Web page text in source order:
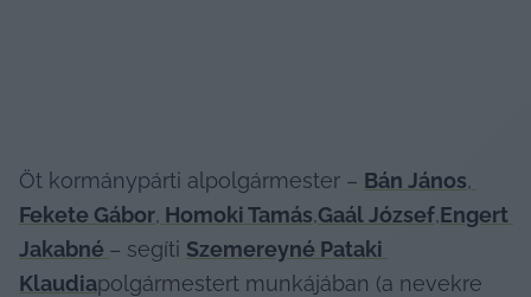
Öt kormánypárti alpolgármester – Bán János,
Fekete Gábor, Homoki Tamás,Gaál József,Engert
Jakabné – segíti Szemereyné Pataki
Klaudiapolgármestert munkájában (a nevekre